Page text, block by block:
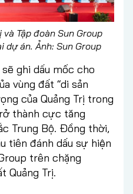
Tập đoàn Sun Group
dự án. Ảnh: Sun Group
ghi dấu mốc cho
vùng đất “di sản
của Quảng Trị trong
thành cực tăng
Trung Bộ. Đồng thời,
tiên đánh dấu sự hiện
trên chặng
Quảng Trị.